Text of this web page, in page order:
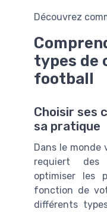
Découvrez
types de
football
Choisir ses
sa pratique
Dans le
requiert des
optimiser les
fonction de
différents